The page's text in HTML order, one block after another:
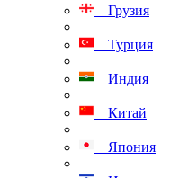
Грузия
Турция
Индия
Китай
Япония